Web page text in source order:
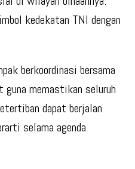
kedekatan TNI dengan
berkoordinasi bersama
guna memastikan seluruh
dapat berjalan
selama agenda